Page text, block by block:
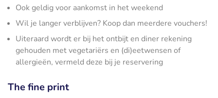
Ook geldig voor aankomst in het weekend
Wil je langer verblijven? Koop dan meerdere vouchers!
Uiteraard wordt er bij het ontbijt en diner rekening
gehouden met vegetariërs en (di)eetwensen of
allergieën, vermeld deze bij je reservering
The fine print